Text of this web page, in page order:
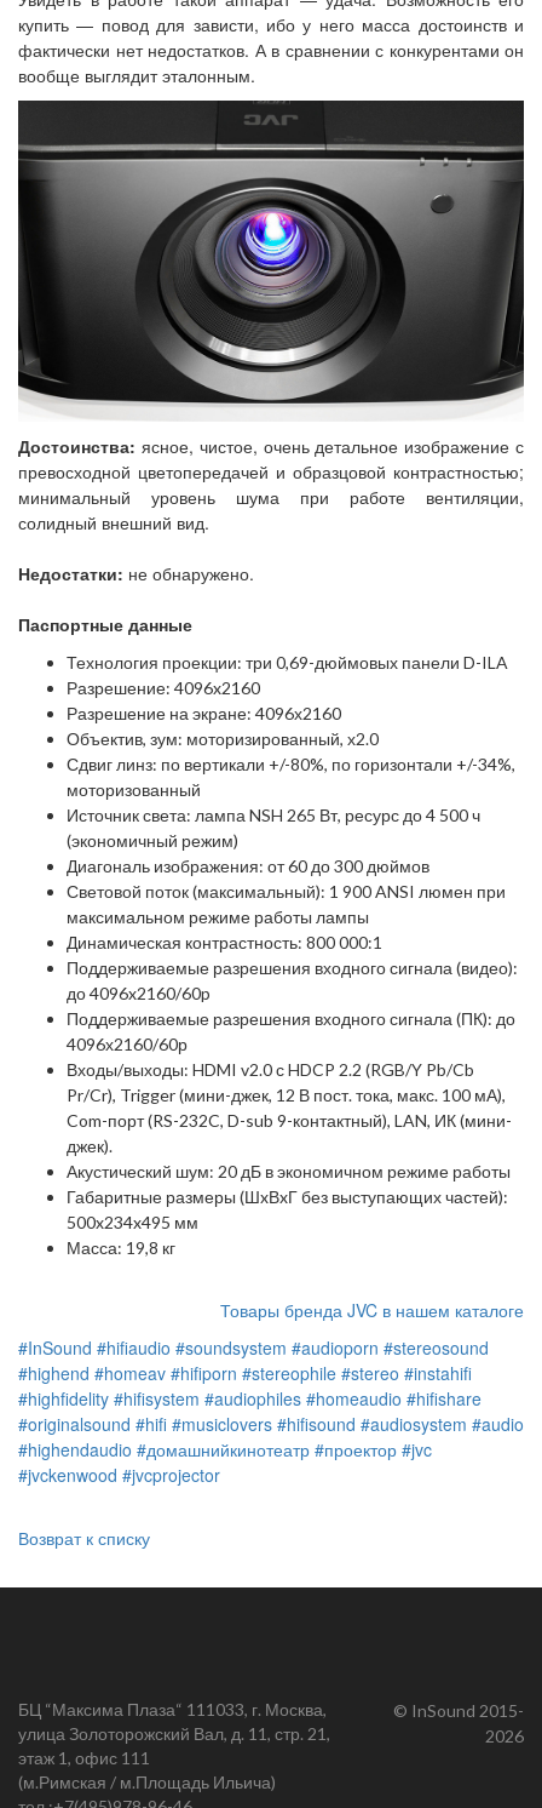
купить — повод для зависти, ибо у него масса достоинств и
фактически нет недостатков. А в сравнении с конкурентами он
вообще выглядит эталонным.
Достоинства: ясное, чистое, очень детальное изображение с
превосходной цветопередачей и образцовой контрастностью;
минимальный уровень шума при работе вентиляции,
солидный внешний вид.
Недостатки: не обнаружено.
Паспортные данные
Технология проекции: три 0,69-дюймовых панели D-ILA
Разрешение: 4096x2160
Разрешение на экране: 4096х2160
Объектив, зум: моторизированный, х2.0
Сдвиг линз: по вертикали +/-80%, по горизонтали +/-34%,
моторизованный
Источник света: лампа NSH 265 Вт, ресурс до 4 500 ч
(экономичный режим)
Диагональ изображения: от 60 до 300 дюймов
Световой поток (максимальный): 1 900 ANSI люмен при
максимальном режиме работы лампы
Динамическая контрастность: 800 000:1
Поддерживаемые разрешения входного сигнала (видео):
до 4096x2160/60p
Поддерживаемые разрешения входного сигнала (ПК): до
4096х2160/60р
Входы/выходы: HDMI v2.0 с HDCP 2.2 (RGB/Y Pb/Cb
Pr/Cr), Trigger (мини-джек, 12 В пост. тока, макс. 100 мА),
Com-порт (RS-232C, D-sub 9-контактный), LAN, ИК (мини-
джек).
Акустический шум: 20 дБ в экономичном режиме работы
Габаритные размеры (ШxВxГ без выступающих частей):
500x234x495 мм
Масса: 19,8 кг
Товары бренда JVC в нашем каталоге
#InSound #hifiaudio #soundsystem #audioporn #stereosound
#highend #homeav #hifiporn #stereophile #stereo #instahifi
#highfidelity #hifisystem #audiophiles #homeaudio #hifishare
#originalsound #hifi #musiclovers #hifisound #audiosystem #audio
#highendaudio #домашнийкинотеатр #проектор #jvc
#jvckenwood #jvcprojector
Возврат к списку
БЦ “Максима Плаза“ 111033, г. Москва,
улица Золоторожский Вал, д. 11, стр. 21,
этаж 1, офис 111
(м.Римская / м.Площадь Ильича)
© InSound 2015-
2026